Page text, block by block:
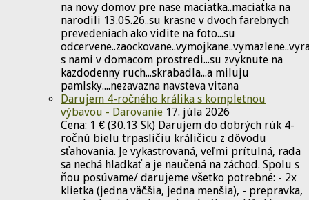
na novy domov pre nase maciatka..maciatka na
narodili 13.05.26..su krasne v dvoch farebnych
prevedeniach ako vidite na foto...su
s nami v domacom prostredi...su zvyknute na
kazdodenny ruch...skrabadla...a miluju
pamlsky....nezavazna navsteva vitana
Darujem 4-ročného králika s kompletnou
výbavou - Darovanie 17. júla 2026
Cena: 1 € (30.13 Sk) Darujem do dobrých rúk 4-
ročnú bielu trpasličiu králičicu z dôvodu
sťahovania. Je vykastrovaná, veľmi prítulná, rada
sa nechá hladkať a je naučená na záchod. Spolu s
ňou posúvame/ darujeme všetko potrebné: - 2x
klietka (jedna väčšia, jedna menšia), - prepravka,